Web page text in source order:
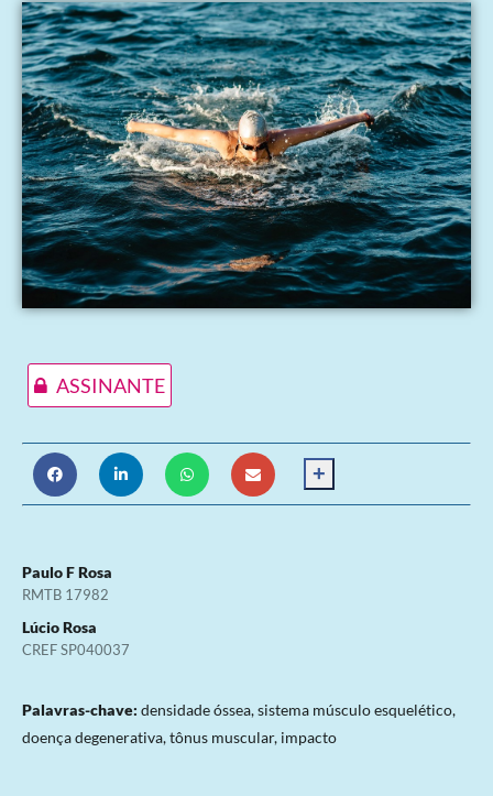
ASSINANTE
+
Paulo F Rosa
RMTB 17982
Lúcio Rosa
CREF SP040037
Palavras-chave: densidade óssea, sistema músculo esquelético,
doença degenerativa, tônus muscular, impacto